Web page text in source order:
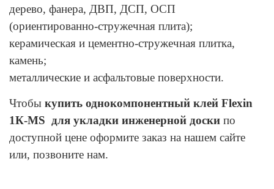
дерево, фанера, ДВП, ДСП, ОСП
(ориентированно-стружечная плита);
керамическая и цементно-стружечная плитка,
камень;
металлические и асфальтовые поверхности.
Чтобы купить однокомпонентный клей Flexin
1К-МS для укладки инженерной доски по
доступной цене оформите заказ на нашем сайте
или, позвоните нам.